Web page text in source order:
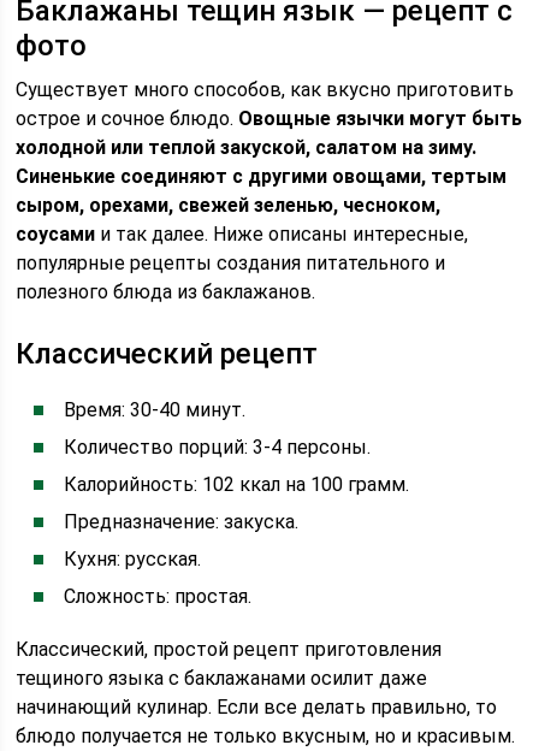
Баклажаны тещин язык — рецепт с
фото
Существует много способов, как вкусно приготовить
острое и сочное блюдо. Овощные язычки могут быть
холодной или теплой закуской, салатом на зиму.
Синенькие соединяют с другими овощами, тертым
сыром, орехами, свежей зеленью, чесноком,
соусами и так далее. Ниже описаны интересные,
популярные рецепты создания питательного и
полезного блюда из баклажанов.
Классический рецепт
Время: 30-40 минут.
Количество порций: 3-4 персоны.
Калорийность: 102 ккал на 100 грамм.
Предназначение: закуска.
Кухня: русская.
Сложность: простая.
Классический, простой рецепт приготовления
тещиного языка с баклажанами осилит даже
начинающий кулинар. Если все делать правильно, то
блюдо получается не только вкусным, но и красивым.